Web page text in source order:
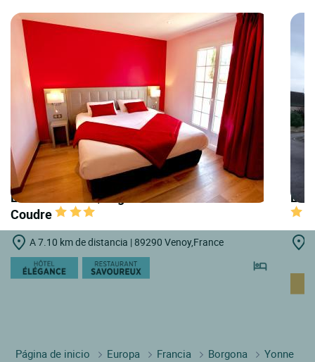
LOGIS HOTELS | Logis Hôtel le Moulin de la
Coudre
A 7.10 km de distancia | 89290 Venoy,France
Página de inicio Europa Francia Borgona
Yonne